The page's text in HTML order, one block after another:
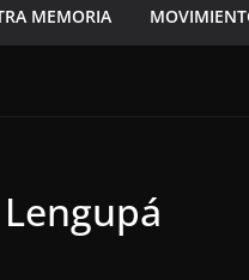
MEMORIA